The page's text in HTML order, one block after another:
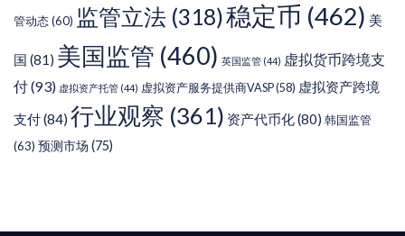
管动态(60) 监管立法 (318)稳定币 (462) 美
国 (81) 美国监管 (460) 英国监管 (44) 虚拟货币跨境支
付(93) 虚拟资产托管 (44) 虚拟资产服务提供商VASP(58) 虚拟资产跨境
支付(84) 行业观察 (361) 资产代币化(80) 韩国监管
(63) 预测市场 (75)